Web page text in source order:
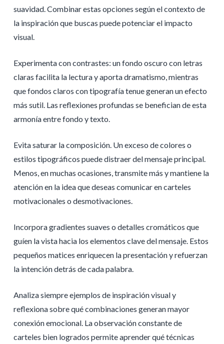
suavidad. Combinar estas opciones según el contexto de
la inspiración que buscas puede potenciar el impacto
visual.
Experimenta con contrastes: un fondo oscuro con letras
claras facilita la lectura y aporta dramatismo, mientras
que fondos claros con tipografía tenue generan un efecto
más sutil. Las reflexiones profundas se benefician de esta
armonía entre fondo y texto.
Evita saturar la composición. Un exceso de colores o
estilos tipográficos puede distraer del mensaje principal.
Menos, en muchas ocasiones, transmite más y mantiene la
atención en la idea que deseas comunicar en carteles
motivacionales o desmotivaciones.
Incorpora gradientes suaves o detalles cromáticos que
guíen la vista hacia los elementos clave del mensaje. Estos
pequeños matices enriquecen la presentación y refuerzan
la intención detrás de cada palabra.
Analiza siempre ejemplos de inspiración visual y
reflexiona sobre qué combinaciones generan mayor
conexión emocional. La observación constante de
carteles bien logrados permite aprender qué técnicas